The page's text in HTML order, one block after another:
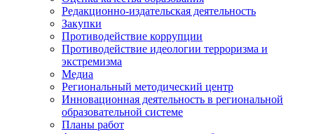
Редакционно-издательская деятельность
Закупки
Противодействие коррупции
Противодействие идеологии терроризма и
экстремизма
Медиа
Региональный методический центр
Инновационная деятельность в региональной
образовательной системе
Планы работ